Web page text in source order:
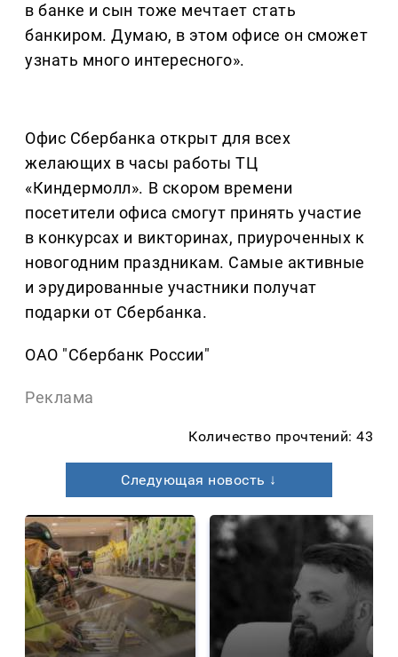
в банке и сын тоже мечтает стать
банкиром. Думаю, в этом офисе он сможет
узнать много интересного».
Офис Сбербанка открыт для всех
желающих в часы работы ТЦ
«Киндермолл». В скором времени
посетители офиса смогут принять участие
в конкурсах и викторинах, приуроченных к
новогодним праздникам. Самые активные
и эрудированные участники получат
подарки от Сбербанка.
ОАО "Сбербанк России"
Реклама
Количество прочтений: 43
Следующая новость ↓